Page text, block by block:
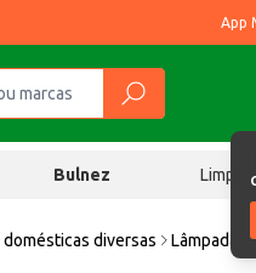
App
Bulnez
diversas Lâmpada